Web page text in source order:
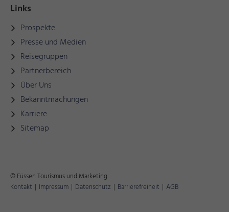
Links
Prospekte
Presse und Medien
Reisegruppen
Partnerbereich
Über Uns
Bekanntmachungen
Karriere
Sitemap
© Füssen Tourismus und Marketing
Kontakt | Impressum | Datenschutz | Barrierefreiheit | AGB